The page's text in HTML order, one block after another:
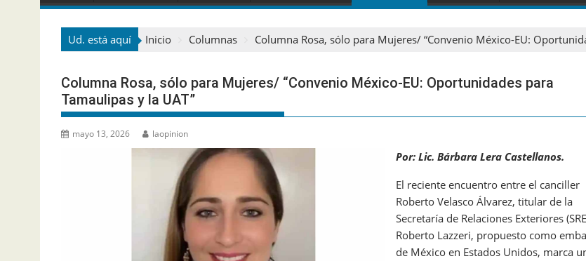
Ud. está aquí Inicio Columnas Columna Rosa, sólo para Mujeres/ “Convenio México-EU:
Columna Rosa, sólo para Mujeres/ “Convenio México-EU: Oportunidades para
Tamaulipas y la UAT”
mayo 13, 2026 laopinion
Por: Lic. Bárbara Lera Castellanos.
El reciente encuentro entre el canciller
Roberto Velasco Álvarez, titular de la
Secretaría de Relaciones Exteriores
Roberto Lazzeri, propuesto como
de México en Estados Unidos, marca